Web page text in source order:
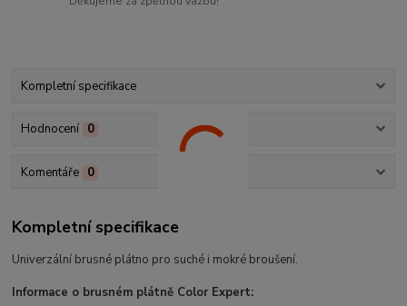
Kompletní specifikace
Hodnocení 0
Komentáře 0
Kompletní specifikace
Univerzální brusné plátno pro suché i mokré broušení.
Informace o brusném plátně Color Expert: